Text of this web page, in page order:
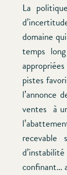
La
domaine
temps
pistes
l’annonce
ventes à
confinant…